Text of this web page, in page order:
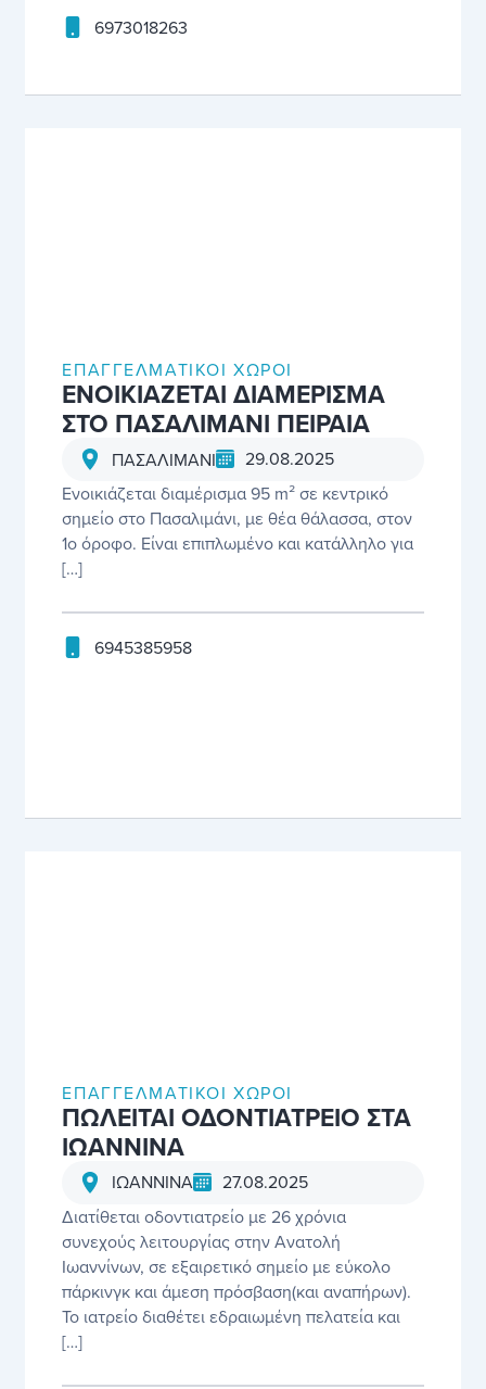
6973018263
ΕΠΑΓΓΕΛΜΑΤΙΚΟΊ ΧΏΡΟΙ
ΕΝΟΙΚΙΑΖΕΤΑΙ ΔΙΑΜΕΡΙΣΜΑ
ΣΤΟ ΠΑΣΑΛΙΜΑΝΙ ΠΕΙΡΑΙΑ
ΠΑΣΑΛΙΜΑΝΙ
29.08.2025
Ενοικιάζεται διαμέρισμα 95 m² σε κεντρικό
σημείο στο Πασαλιμάνι, με θέα θάλασσα, στον
1ο όροφο. Είναι επιπλωμένο και κατάλληλο για
[…]
6945385958
ΕΠΑΓΓΕΛΜΑΤΙΚΟΊ ΧΏΡΟΙ
ΠΩΛΕΙΤΑΙ ΟΔΟΝΤΙΑΤΡΕΙΟ ΣΤΑ
ΙΩΑΝΝΙΝΑ
ΙΩΑΝΝΙΝΑ
27.08.2025
Διατίθεται οδοντιατρείο με 26 χρόνια
συνεχούς λειτουργίας στην Ανατολή
Ιωαννίνων, σε εξαιρετικό σημείο με εύκολο
πάρκινγκ και άμεση πρόσβαση(και αναπήρων).
Το ιατρείο διαθέτει εδραιωμένη πελατεία και
[…]